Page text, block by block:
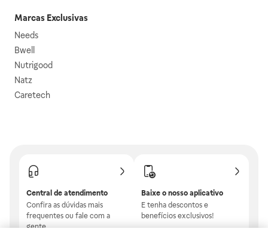
Marcas Exclusivas
Needs
Bwell
Nutrigood
Natz
Caretech
Central de atendimento
Confira as dúvidas mais
frequentes ou fale com a
gente.
Baixe o nosso aplicativo
E tenha descontos e
benefícios exclusivos!